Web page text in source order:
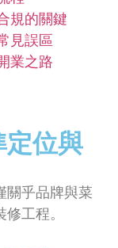
規的關鍵
見誤區
業之路
定位與
關乎品牌與菜
工程。